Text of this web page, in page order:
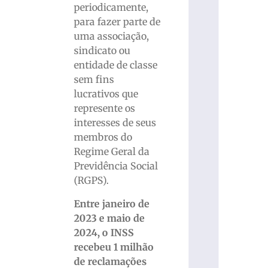
periodicamente,
para fazer parte de
uma associação,
sindicato ou
entidade de classe
sem fins
lucrativos que
represente os
interesses de seus
membros do
Regime Geral da
Previdência Social
(RGPS).
Entre janeiro de
2023 e maio de
2024, o INSS
recebeu 1 milhão
de reclamações